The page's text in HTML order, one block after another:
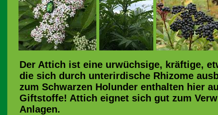
Der Attich ist eine urwüchsige, kräftige,
die sich durch unterirdische Rhizome
zum Schwarzen Holunder enthalten hier
Giftstoffe! Attich eignet sich gut zum
Anlagen.